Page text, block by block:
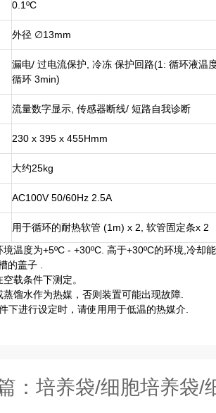
0.1ºC
外径 ∅13mm
漏电/ 过电流保护, 冷冻 保护回路(1: 循环液温
循环 3min)
流量数字显示, 传感器断线/ 短路自我诊断
230 x 395 x 455Hmm
大约25kg
AC100V 50/60Hz 2.5A
用于循环的耐热软管 (1m) x 2, 软管固定条x 2
温度为+5ºC - +30ºC. 高于+30ºC的环境,冷却
的盖子 .
载条件下测定。
馏水作为热媒，否则装置可能出现故障.
下进行设定时，请使用用于低温的热媒介.
： 培养袋/细胞培养袋/细胞培